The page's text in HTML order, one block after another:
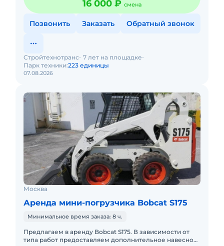
16 000 ₽ смена
Позвонить Заказать Обратный звонок
07.08.2026
Стройтехнотранс 7 лет на площадке
Парк техники:223 единицы
Москва
Аренда мини-погрузчика Bobcat S175
Минимальное время заказа: 8 ч.
Предлагаем в аренду Bobcat S175. В зависимости от
типа работ предоставляем дополнительное навесное